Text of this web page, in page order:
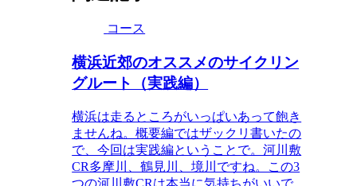
コース
横浜近郊のオススメのサイクリン
グルート（実践編）
横浜は走るところがいっぱいあって飽き
ませんね。概要編ではザックリ書いたの
で、今回は実践編ということで。河川敷
CR多摩川、鶴見川、境川ですね。この3
つの河川敷CRは本当に気持ちがいいで